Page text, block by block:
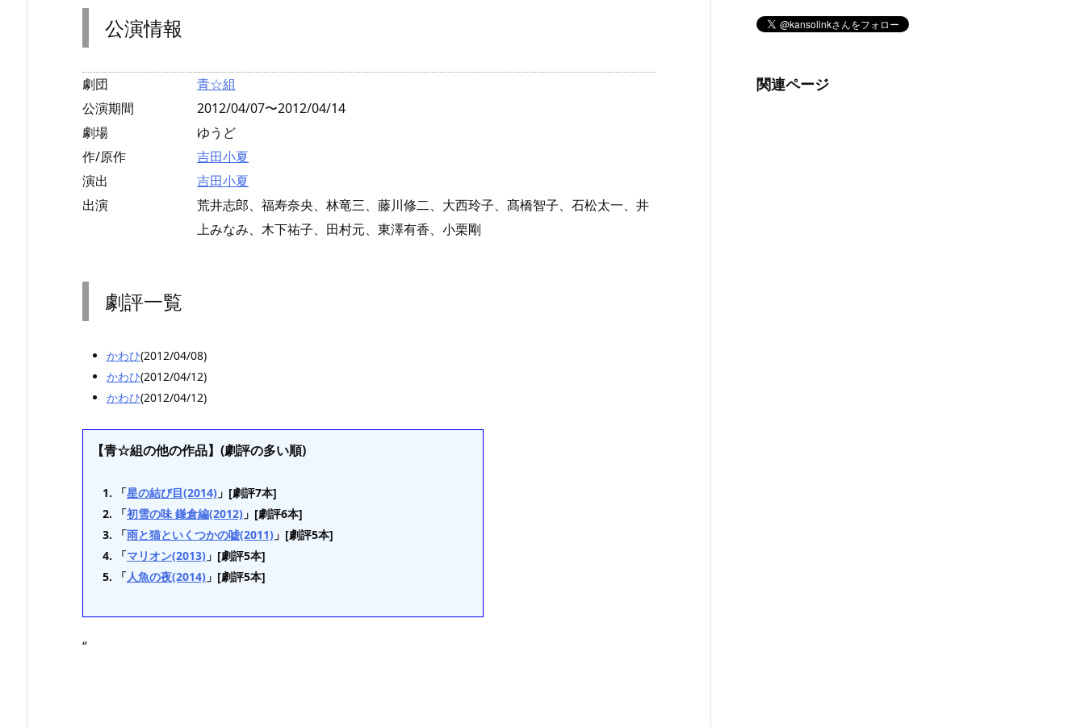
公演情報
劇団
青☆組
公演期間
2012/04/07〜2012/04/14
劇場
ゆうど
作/原作
吉田小夏
演出
吉田小夏
出演
荒井志郎、福寿奈央、林竜三、藤川修二、大西玲子、髙橋智子、石松太一、井
上みなみ、木下祐子、田村元、東澤有香、小栗剛
劇評一覧
かわひ(2012/04/08)
かわひ(2012/04/12)
かわひ(2012/04/12)
【青☆組の他の作品】(劇評の多い順)
「星の結び目(2014) 」[劇評7本]
「初雪の味 鎌倉編(2012) 」[劇評6本]
「雨と猫といくつかの嘘(2011) 」[劇評5本]
「マリオン(2013) 」[劇評5本]
「人魚の夜(2014) 」[劇評5本]
“
関連ページ